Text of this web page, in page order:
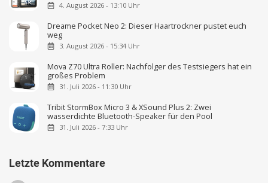
4. August 2026 - 13:10 Uhr
Dreame Pocket Neo 2: Dieser Haartrockner pustet euch
weg
3. August 2026 - 15:34 Uhr
Mova Z70 Ultra Roller: Nachfolger des Testsiegers hat ein
großes Problem
31. Juli 2026 - 11:30 Uhr
Tribit StormBox Micro 3 & XSound Plus 2: Zwei
wasserdichte Bluetooth-Speaker für den Pool
31. Juli 2026 - 7:33 Uhr
Letzte Kommentare